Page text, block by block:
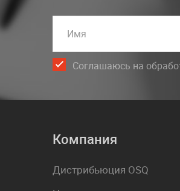
Имя
Соглашаюсь на
Компания
Дистрибьюция OSQ